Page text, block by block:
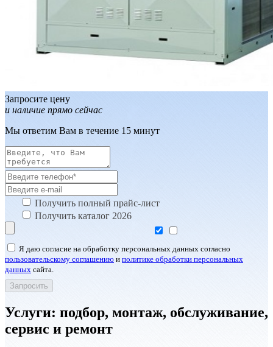
Запросите цену
и наличие прямо сейчас
Мы ответим Вам в течение 15 минут
Получить полный прайс-лист
Получить каталог 2026
Я даю согласие на обработку персональных данных согласно
пользовательскому соглашению и политике обработки персональных
данных сайта.
Услуги: подбор, монтаж, обслуживание,
сервис и ремонт